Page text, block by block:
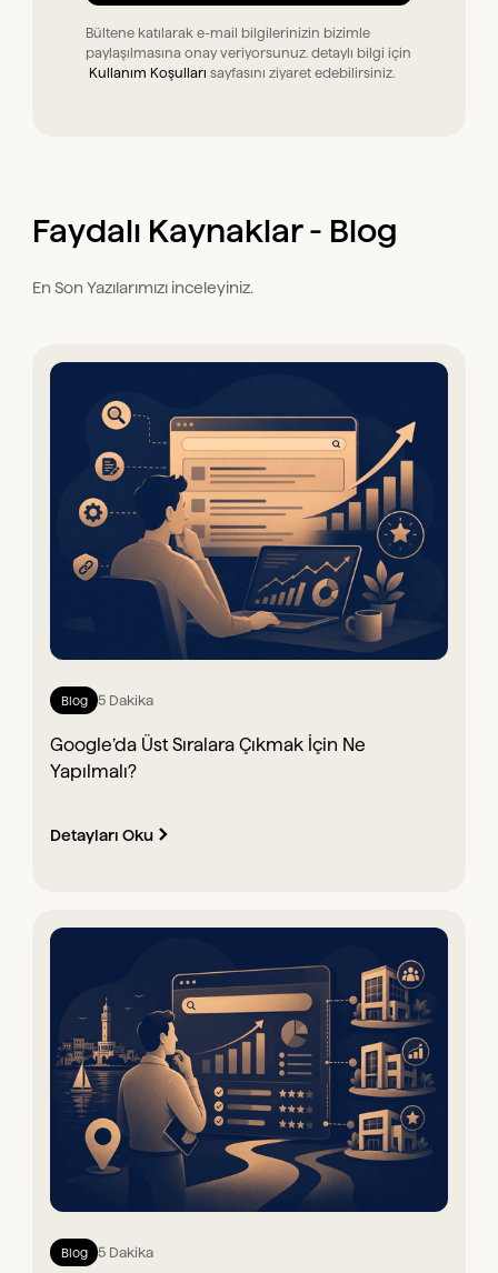
Bültene katılarak e-mail bilgilerinizin bizimle
paylaşılmasına onay veriyorsunuz. detaylı bilgi için
Kullanım Koşulları sayfasını ziyaret edebilirsiniz.
Faydalı Kaynaklar - Blog
En Son Yazılarımızı inceleyiniz.
Blog 5 Dakika
Google’da Üst Sıralara Çıkmak İçin Ne
Yapılmalı?
Detayları Oku
Blog 5 Dakika